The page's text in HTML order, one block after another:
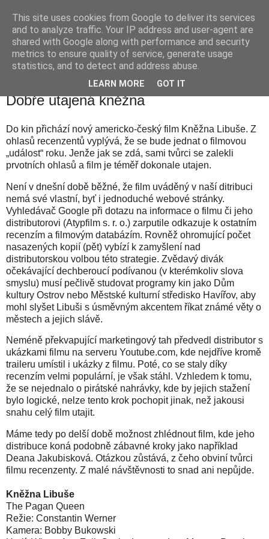
waldhans.cz
Kavárenský outdoor a alkoholizmus
Dobře utajená kněžna
Do kin přichází nový americko-český film Kněžna Libuše. Z
ohlasů recenzentů vyplývá, že se bude jednat o filmovou
„událost“ roku. Jenže jak se zdá, sami tvůrci se zalekli
prvotních ohlasů a film je téměř dokonale utajen.
Není v dnešní době běžné, že film uváděný v naší ditribuci
nemá své vlastní, byť i jednoduché webové stránky.
Vyhledávač Google při dotazu na informace o filmu či jeho
distributorovi (Atypfilm s. r. o.) zarputile odkazuje k ostatním
recenzím a filmovým databázím. Rovněž ohromující počet
nasazených kopií (pět) vybízí k zamyšlení nad
distributorskou volbou této strategie. Zvědavý divák
očekávající dechberoucí podívanou (v kterémkoliv slova
smyslu) musí pečlivě studovat programy kin jako Dům
kultury Ostrov nebo Městské kulturní středisko Havířov, aby
mohl slyšet Libuši s úsměvným akcentem říkat známé věty o
městech a jejich slávě.
Neméně překvapující marketingový tah předvedl distributor s
ukázkami filmu na serveru Youtube.com, kde nejdříve kromě
traileru umístil i ukázky z filmu. Poté, co se staly díky
recenzím velmi populární, je však stáhl. Vzhledem k tomu,
že se nejednalo o pirátské nahrávky, kde by jejich stažení
bylo logické, nelze tento krok pochopit jinak, než jakousi
snahu celý film utajit.
Máme tedy po delší době možnost zhlédnout film, kde jeho
distribuce koná podobně zábavné kroky jako například
Deana Jakubisková. Otázkou zůstává, z čeho obviní tvůrci
filmu recenzenty. Z malé návštěvnosti to snad ani nepůjde.
Kněžna Libuše
The Pagan Queen
Režie: Constantin Werner
Kamera: Bobby Bukowski
This site uses cookies from Google to deliver its services
and to analyze traffic. Your IP address and user-agent are
shared with Google along with performance and security
metrics to ensure quality of service, generate usage
statistics, and to detect and address abuse.
LEARN MORE GOT IT